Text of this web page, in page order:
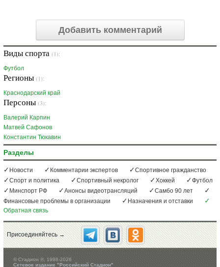
Добавить комментарий
Виды спорта (1):
Футбол
Регионы (1):
Краснодарский край
Персоны (3):
Валерий Карпин
Матвей Сафонов
Константин Тюкавин
Разделы
Новости Комментарии экспертов
Спортивное гражданство
Спорт и политика
Спортивный некролог Хоккей
Футбол
Минспорт РФ
Анонсы видеотрансляций
Самбо 90 лет
Финансовые проблемы в организации
Назначения и отставки
Обратная связь
Присоединяйтесь →
©Стадион ®, 1998-2026
Сетевое издание "Российский Стадион"